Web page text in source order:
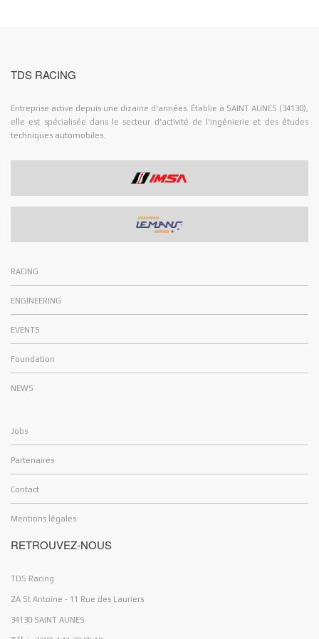
TDS RACING
Entreprise active depuis une dizaine d'années. Établie à SAINT AUNES (34130),
elle est spécialisée dans le secteur d'activité de l'ingénierie et des études
techniques automobiles.
RACING
ENGINEERING
EVENTS
Foundation
NEWS
Jobs
Partenaires
Contact
Mentions légales
RETROUVEZ-NOUS
TDS Racing
ZA St Antoine - 11 Rue des Lauriers
34130 SAINT AUNES